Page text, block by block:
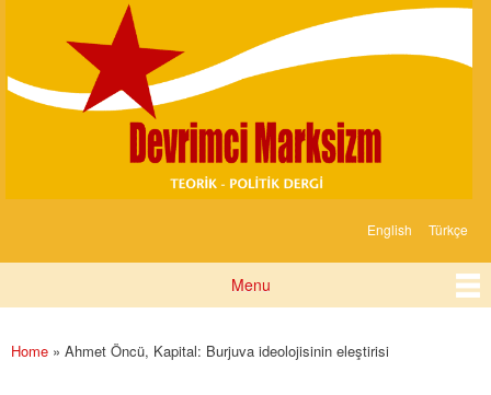
content
Marksizm
English Türkçe
Menu
You are here
Home » Ahmet Öncü, Kapital: Burjuva ideolojisinin eleştirisi